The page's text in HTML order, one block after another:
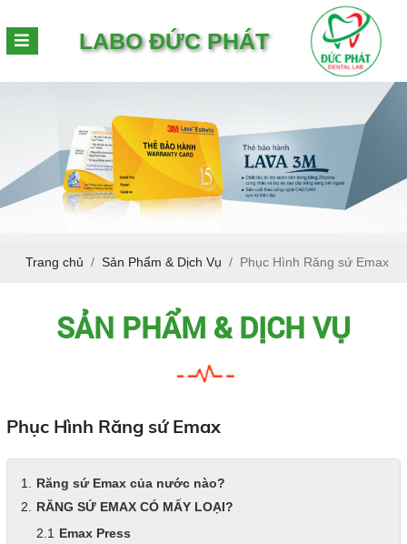
LABO ĐỨC PHÁT
Trang chủ Sản Phẩm & Dịch Vụ Phục Hình Răng sứ Emax
SẢN PHẨM & DỊCH VỤ
Phục Hình Răng sứ Emax
Răng sứ Emax của nước nào?
RĂNG SỨ EMAX CÓ MẤY LOẠI?
Emax Press